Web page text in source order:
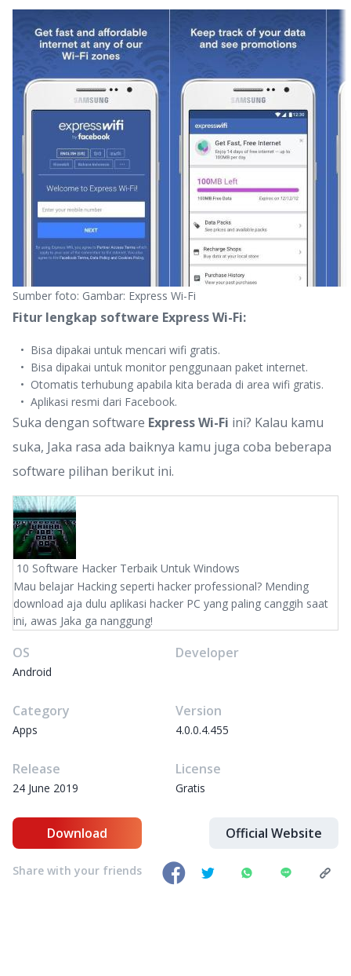
Sumber foto: Gambar: Express Wi-Fi
Fitur lengkap software Express Wi-Fi:
Bisa dipakai untuk mencari wifi gratis.
Bisa dipakai untuk monitor penggunaan paket internet.
Otomatis terhubung apabila kita berada di area wifi gratis.
Aplikasi resmi dari Facebook.
Suka dengan software Express Wi-Fi ini? Kalau kamu
suka, Jaka rasa ada baiknya kamu juga coba beberapa
software pilihan berikut ini.
10 Software Hacker Terbaik Untuk Windows
Mau belajar Hacking seperti hacker professional? Mending
download aja dulu aplikasi hacker PC yang paling canggih saat
ini, awas Jaka ga nanggung!
OS
Android
Developer
Category
Apps
Version
4.0.0.4.455
Release
24 June 2019
License
Gratis
Download Official Website
Share with your friends